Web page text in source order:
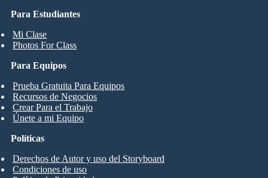
Para Estudiantes
Mi Clase
Photos For Class
Para Equipos
Prueba Gratuita Para Equipos
Recursos de Negocios
Crear Para el Trabajo
Únete a mi Equipo
Políticas
Derechos de Autor y uso del Storyboard
Condiciones de uso